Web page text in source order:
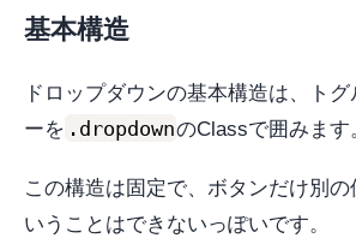
基本構造
ドロップダウンの基本構造は、トグ
ーを .dropdownのClassで囲みます
この構造は固定で、ボタンだけ別の
いうことはできないっぽいです。